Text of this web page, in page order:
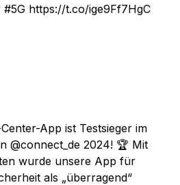
#5G https://t.co/ige9Ff7HgC
App ist Testsieger im
@connect_de 2024! 🏆 Mit
wurde unsere App für
als „überragend“